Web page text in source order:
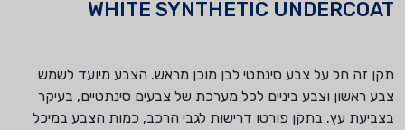
WHITE SYNTHETIC UNDERCOAT
תקן זה חל על צבע סינתטי לבן מוכן מראש. הצבע מיועד לשמש
צבע ראשון וצבע ביניים לכל מערכת של צבעים סינתטיים, בעיקר
בצביעת עץ. בתקן פורטו דרישות לגבי הרכב, כמות הצבע במיכל